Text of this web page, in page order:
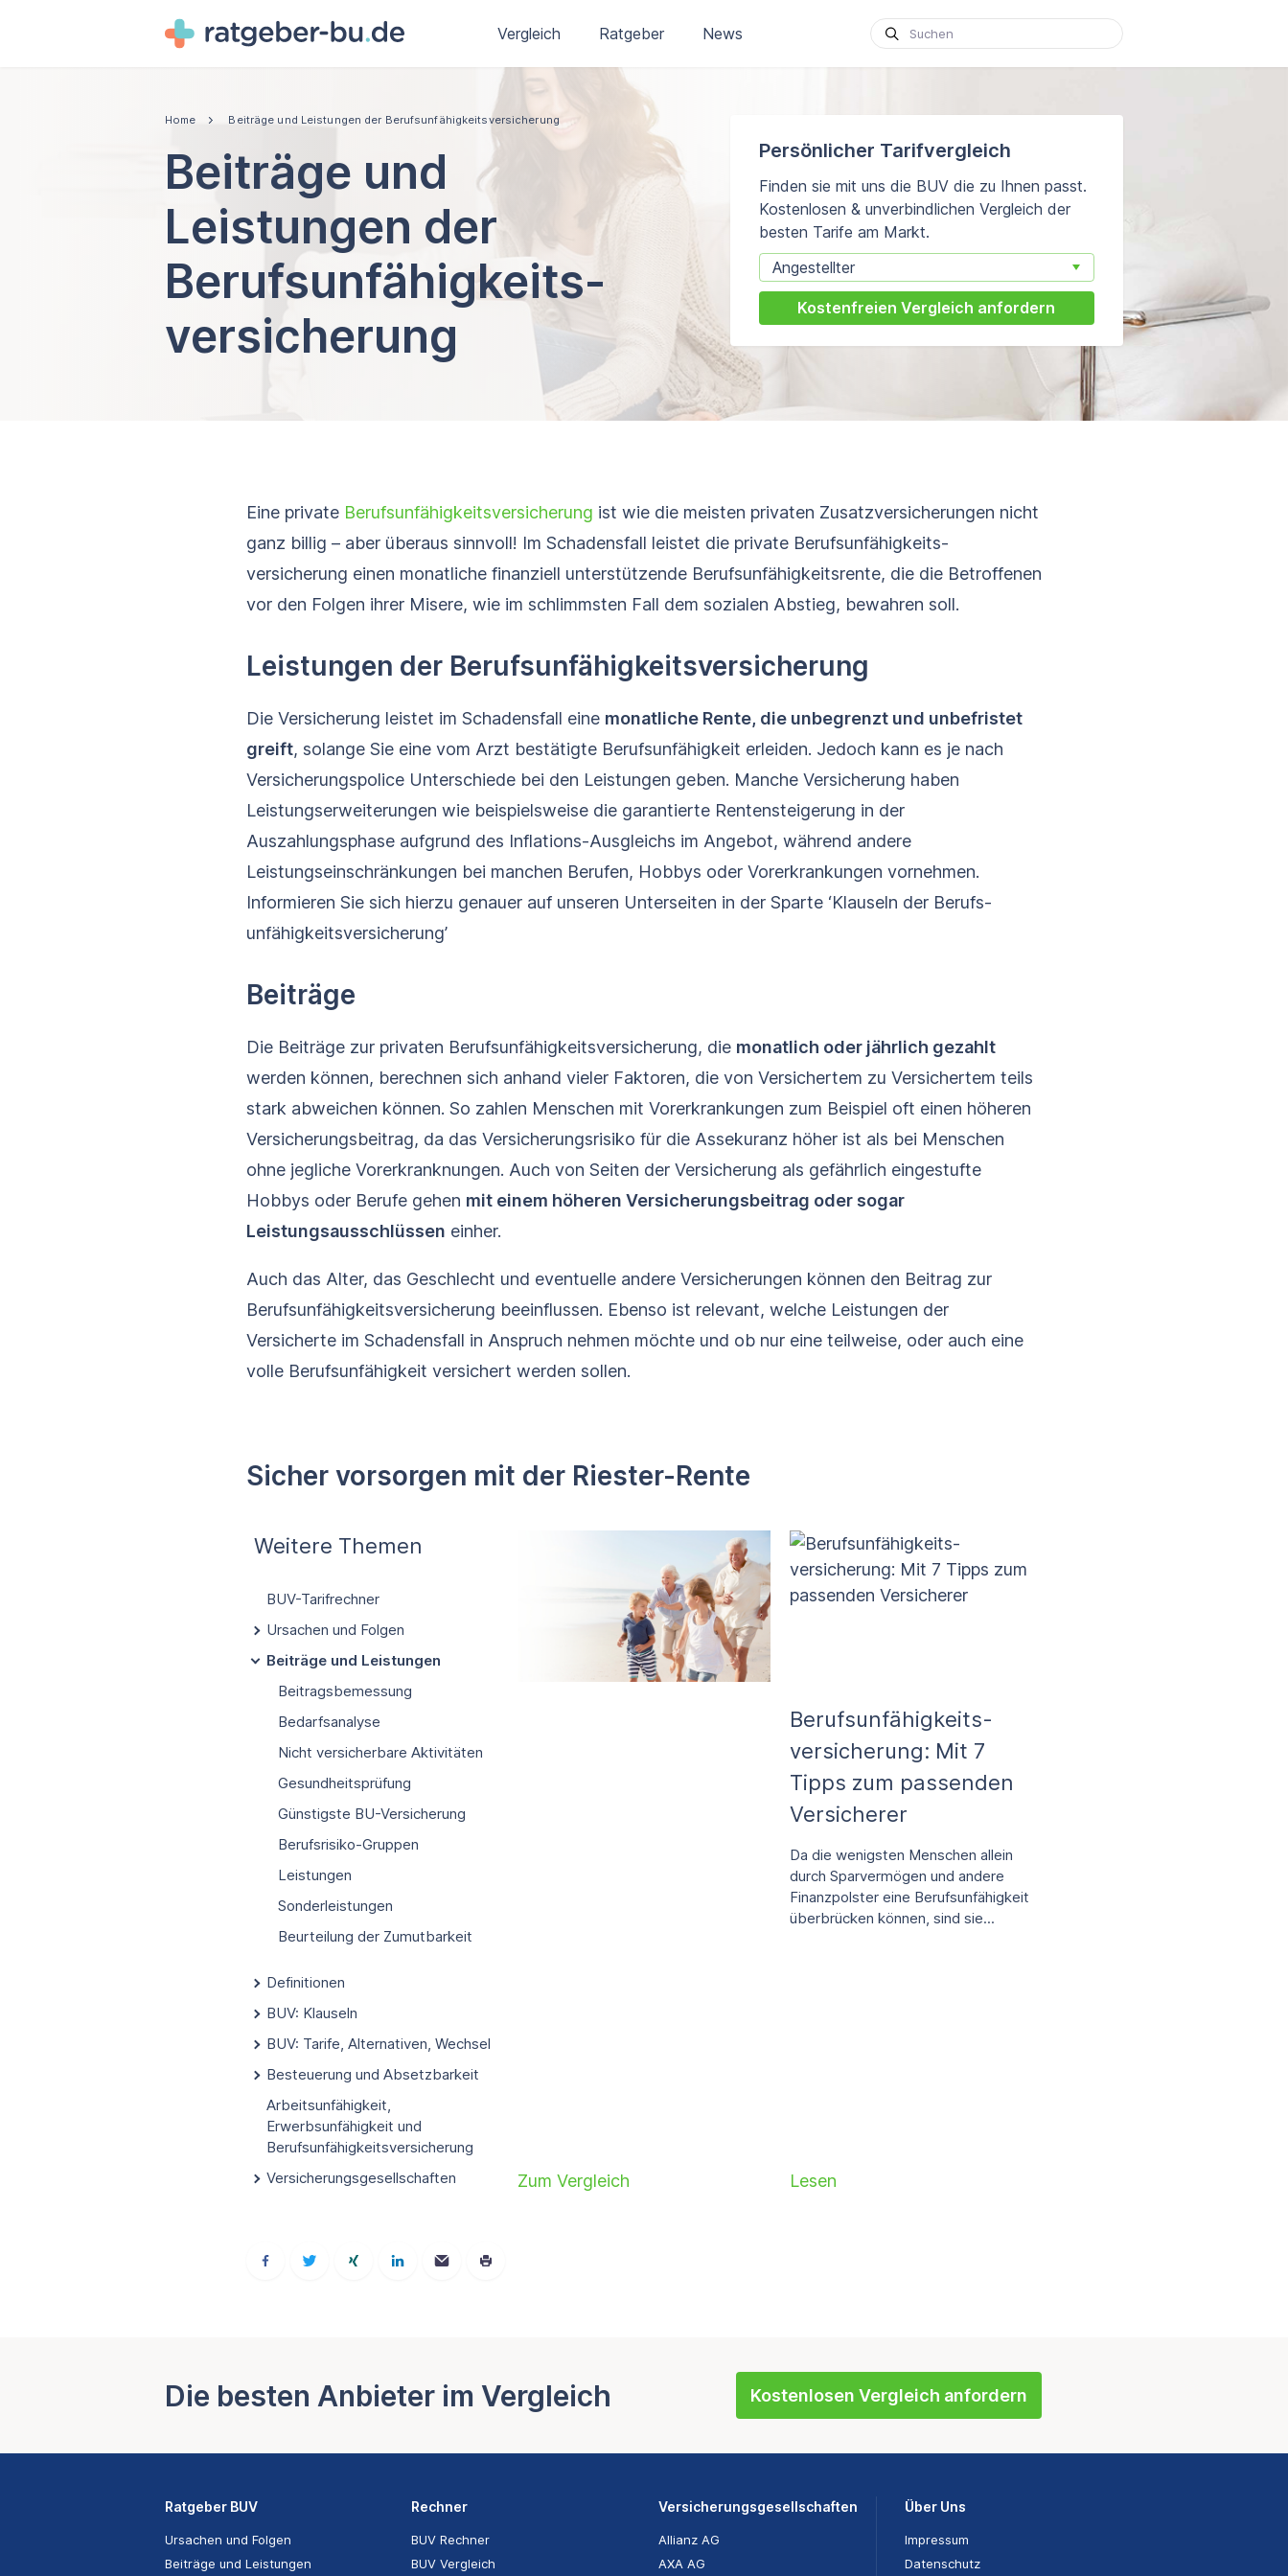
Vergleich Ratgeber News
Home Beiträge und Leistungen der Berufsunfähigkeitsversicherung
Beiträge und
Leistungen der
Berufs­unfähigkeits­
versicherung
Persönlicher Tarifvergleich
Finden sie mit uns die BUV die zu Ihnen passt.
Kostenlosen & unver­bindlichen Vergleich der
besten Tarife am Markt.
Kostenfreien Vergleich anfordern
Eine private Berufs­unfähigkeits­versicherung ist wie die meisten privaten Zusatzversicherungen nicht
ganz billig – aber überaus sinnvoll! Im Schadensfall leistet die private Berufs­unfähigkeits­
versicherung einen monatliche finanziell unterstützende Berufsunfähigkeitsrente, die die Betroffenen
vor den Folgen ihrer Misere, wie im schlimmsten Fall dem sozialen Abstieg, bewahren soll.
Leistungen der Berufs­unfähigkeits­versicherung
Die Versicherung leistet im Schadensfall eine monatliche Rente, die unbegrenzt und unbefristet
greift, solange Sie eine vom Arzt bestätigte Berufsunfähigkeit erleiden. Jedoch kann es je nach
Versicherungspolice Unterschiede bei den Leistungen geben. Manche Versicherung haben
Leistungserweiterungen wie beispielsweise die garantierte Rentensteigerung in der
Auszahlungsphase aufgrund des Inflations-Ausgleichs im Angebot, während andere
Leistungseinschränkungen bei manchen Berufen, Hobbys oder Vorerkrankungen vornehmen.
Informieren Sie sich hierzu genauer auf unseren Unterseiten in der Sparte ‘Klauseln der Berufs­
unfähigkeits­versicherung’
Beiträge
Die Beiträge zur privaten Berufs­unfähigkeits­versicherung, die monatlich oder jährlich gezahlt
werden können, berechnen sich anhand vieler Faktoren, die von Versichertem zu Versichertem teils
stark abweichen können. So zahlen Menschen mit Vorerkrankungen zum Beispiel oft einen höheren
Versicherungsbeitrag, da das Versicherungsrisiko für die Assekuranz höher ist als bei Menschen
ohne jegliche Vorerkranknungen. Auch von Seiten der Versicherung als gefährlich eingestufte
Hobbys oder Berufe gehen mit einem höheren Versicherungsbeitrag oder sogar
Leistungsausschlüssen einher.
Auch das Alter, das Geschlecht und eventuelle andere Versicherungen können den Beitrag zur
Berufs­unfähigkeits­versicherung beeinflussen. Ebenso ist relevant, welche Leistungen der
Versicherte im Schadensfall in Anspruch nehmen möchte und ob nur eine teilweise, oder auch eine
volle Berufsunfähigkeit versichert werden sollen.
Sicher vorsorgen mit der Riester-Rente
Weitere Themen
BUV-Tarifrechner
Ursachen und Folgen
Beiträge und Leistungen
Beitragsbemessung
Bedarfsanalyse
Nicht versicherbare Aktivitäten
Gesundheitsprüfung
Günstigste BU-Versicherung
Berufsrisiko-Gruppen
Leistungen
Sonderleistungen
Beurteilung der Zumutbarkeit
Definitionen
BUV: Klauseln
BUV: Tarife, Alternativen, Wechsel
Besteuerung und Absetzbarkeit
Arbeitsunfähigkeit,
Erwerbsunfähigkeit und
Berufsunfähigkeitsversicherung
Versicherungsgesellschaften
Zum Vergleich
Berufsunfähigkeits­
versicherung: Mit 7
Tipps zum passenden
Versicherer
Da die wenigsten Menschen allein
durch Sparvermögen und andere
Finanzpolster eine Berufsunfähigkeit
überbrücken können, sind sie...
Lesen
Die besten Anbieter im Vergleich Kostenlosen Vergleich anfordern
Ratgeber BUV
Ursachen und Folgen
Beiträge und Leistungen
Rechner
BUV Rechner
BUV Vergleich
Versicherungsgesellschaften
Allianz AG
AXA AG
Über Uns
Impressum
Datenschutz